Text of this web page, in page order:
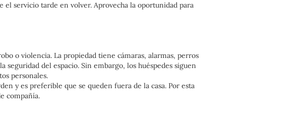
el servicio tarde en volver. Aprovecha la oportunidad para
o violencia. La propiedad tiene cámaras, alarmas, perros
seguridad del espacio. Sin embargo, los huéspedes siguen
personales.
y es preferible que se queden fuera de la casa. Por esta
compañía.